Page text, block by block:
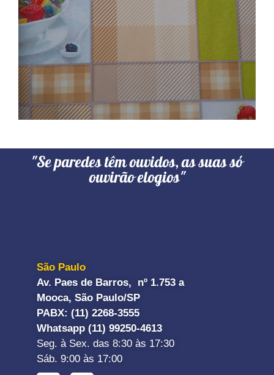
"Se paredes têm ouvidos, as suas só
ouvirão elogios"
São Paulo
Av. Paes de Barros, nº 1.753 a
Mooca, São Paulo/SP
PABX: (11) 2268-3555
Whatsapp (11) 99250-4613
Seg. à Sex. das 8:30 às 17:30
Sáb. 9:00 às 17:00